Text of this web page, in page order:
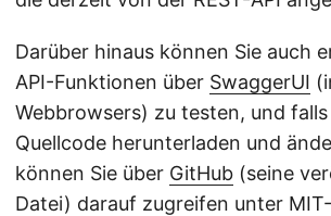
Darüber hinaus können Sie auch
API-Funktionen über SwaggerUI
Webbrowsers) zu testen, und falls
Quellcode herunterladen und
können Sie über GitHub (seine
Datei) darauf zugreifen unter